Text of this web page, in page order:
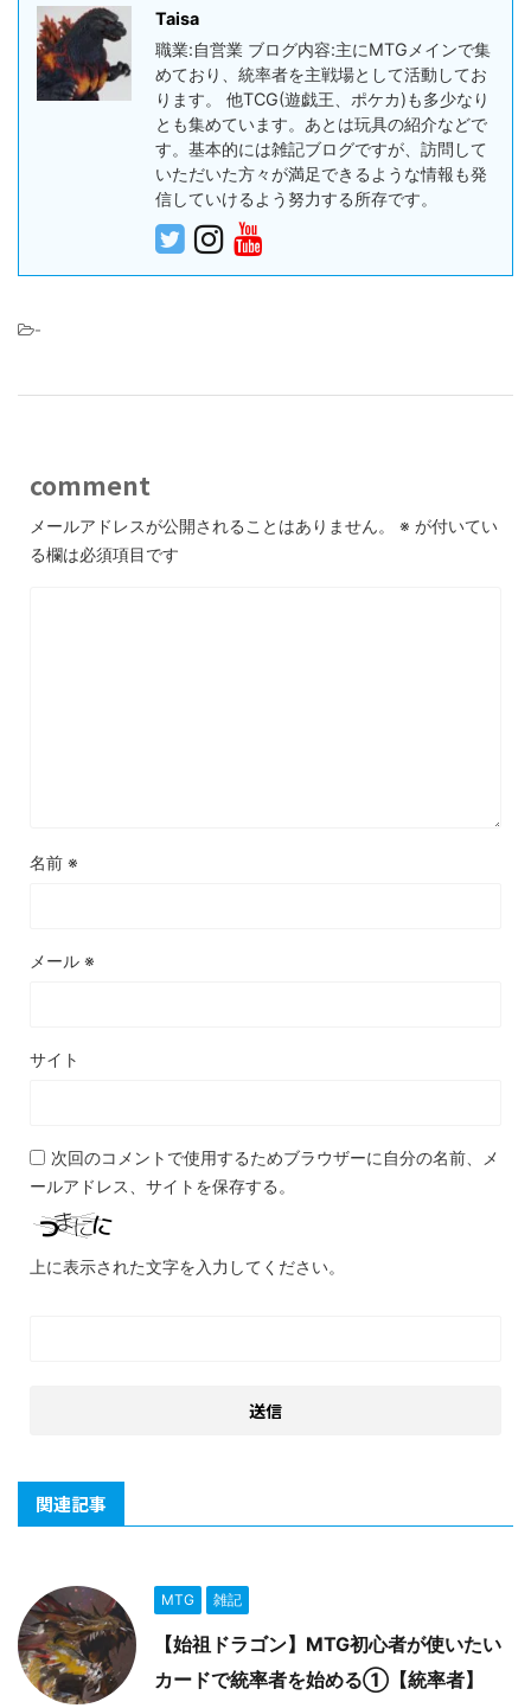
Taisa
職業:自営業 ブログ内容:主にMTGメインで集
めており、統率者を主戦場として活動してお
ります。 他TCG(遊戯王、ポケカ)も多少なり
とも集めています。あとは玩具の紹介などで
す。基本的には雑記ブログですが、訪問して
いただいた方々が満足できるような情報も発
信していけるよう努力する所存です。
-
comment
メールアドレスが公開されることはありません。 ※ が付いてい
る欄は必須項目です
名前 ※
メール ※
サイト
次回のコメントで使用するためブラウザーに自分の名前、メ
ールアドレス、サイトを保存する。
上に表示された文字を入力してください。
関連記事
MTG 雑記
【始祖ドラゴン】MTG初心者が使いたい
カードで統率者を始める①【統率者】